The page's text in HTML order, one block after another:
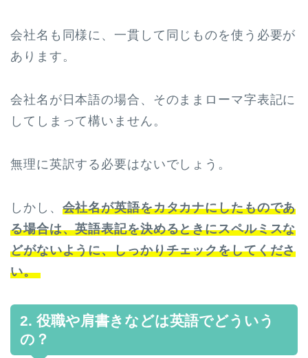
会社名も同様に、一貫して同じものを使う必要が
あります。
会社名が日本語の場合、そのままローマ字表記に
してしまって構いません。
無理に英訳する必要はないでしょう。
しかし、 会社名が英語をカタカナにしたものであ
る場合は、英語表記を決めるときにスペルミスな
どがないように、しっかりチェックをしてくださ
い。
2. 役職や肩書きなどは英語でどういう
の？